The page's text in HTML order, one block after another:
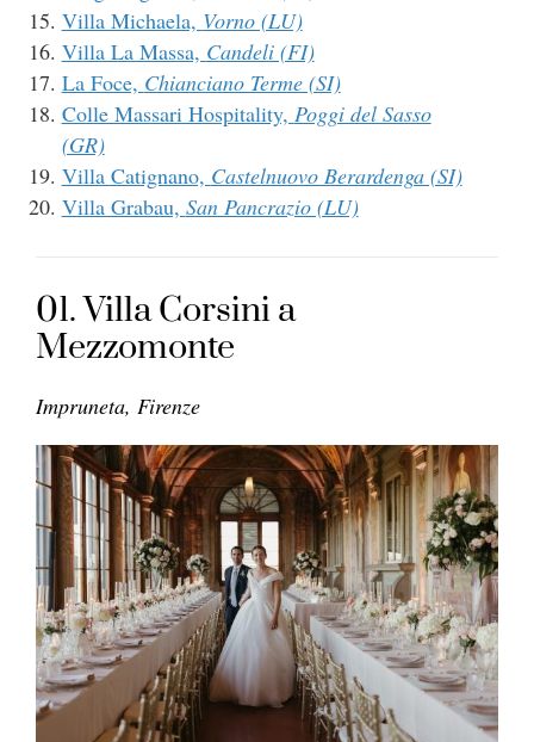
Villa Michaela, Vorno (LU)
Villa La Massa, Candeli (FI)
La Foce, Chianciano Terme (SI)
Colle Massari Hospitality, Poggi del Sasso
(GR)
Villa Catignano, Castelnuovo Berardenga (SI)
Villa Grabau, San Pancrazio (LU)
01. Villa Corsini a
Mezzomonte
Impruneta, Firenze